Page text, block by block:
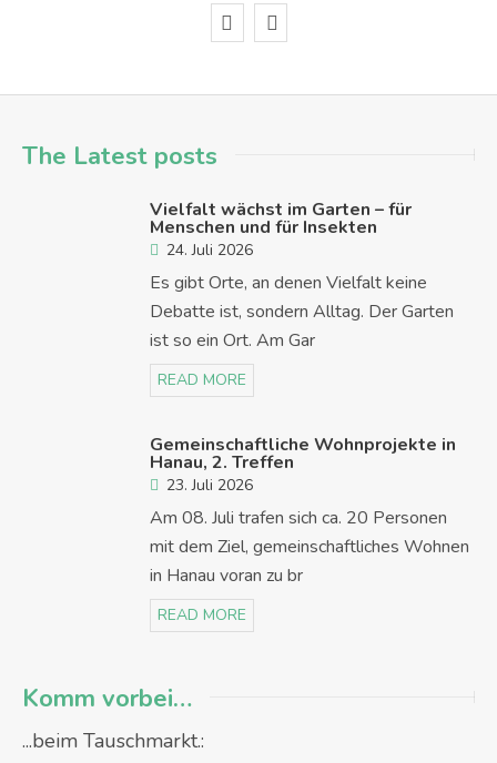
The Latest posts
Vielfalt wächst im Garten – für
Menschen und für Insekten
24. Juli 2026
Es gibt Orte, an denen Vielfalt keine
Debatte ist, sondern Alltag. Der Garten
ist so ein Ort. Am Gar
READ MORE
Gemeinschaftliche Wohnprojekte in
Hanau, 2. Treffen
23. Juli 2026
Am 08. Juli trafen sich ca. 20 Personen
mit dem Ziel, gemeinschaftliches Wohnen
in Hanau voran zu br
READ MORE
Komm vorbei…
...beim Tauschmarkt.: